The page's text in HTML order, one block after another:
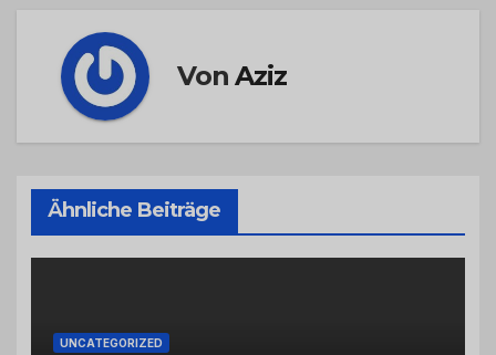
VonAziz
Ähnliche Beiträge
UNCATEGORIZED